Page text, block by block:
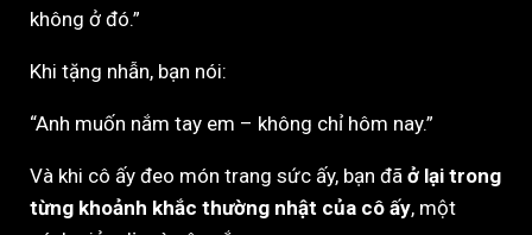
không ở đó.”
Khi tặng nhẫn, bạn nói:
“Anh muốn nắm tay em – không chỉ hôm nay.”
Và khi cô ấy đeo món trang sức ấy, bạn đã ở lại trong
từng khoảnh khắc thường nhật của cô ấy, một